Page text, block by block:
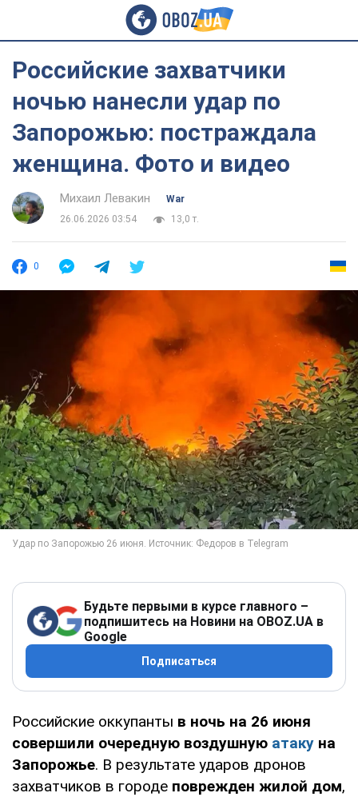
Российские захватчики
ночью нанесли удар по
Запорожью: постраждала
женщина. Фото и видео
Михаил Левакин
War
26.06.2026 03:54
13,0 т.
0
Будьте первыми в курсе главного –
подпишитесь на Новини на OBOZ.UA в
Google
Подписаться
Российские оккупанты в ночь на 26 июня
совершили очередную воздушную атаку на
Запорожье. В результате ударов дронов
захватчиков в городе поврежден жилой дом,